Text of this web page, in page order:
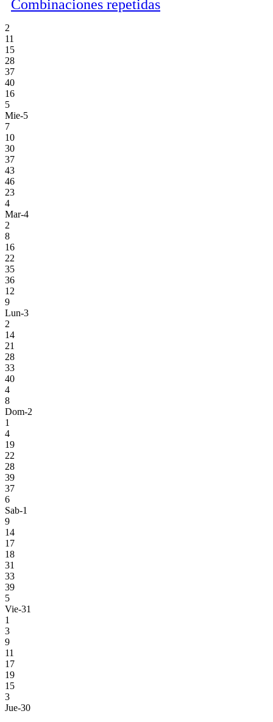
Combinaciones repetidas
2
11
15
28
37
40
16
5
Mie-5
7
10
30
37
43
46
23
4
Mar-4
2
8
16
22
35
36
12
9
Lun-3
2
14
21
28
33
40
4
8
Dom-2
1
4
19
22
28
39
37
6
Sab-1
9
14
17
18
31
33
39
5
Vie-31
1
3
9
11
17
19
15
3
Jue-30